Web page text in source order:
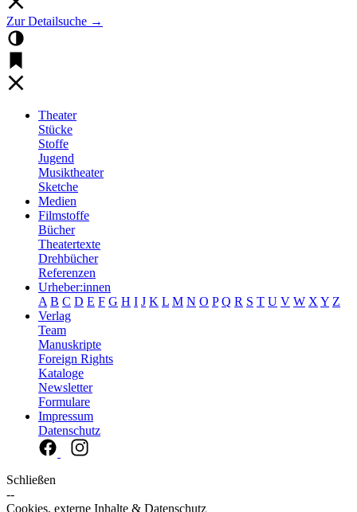
Zur Detailsuche →
Theater
Stücke
Stoffe
Jugend
Musiktheater
Sketche
Medien
Filmstoffe
Bücher
Theatertexte
Drehbücher
Referenzen
Urheber:innen
A B C D E F G H I J K L M N O P Q R S T U V W X Y Z
Verlag
Team
Manuskripte
Foreign Rights
Kataloge
Newsletter
Formulare
Impressum
Datenschutz
Schließen
--
Cookies, externe Inhalte & Datenschutz